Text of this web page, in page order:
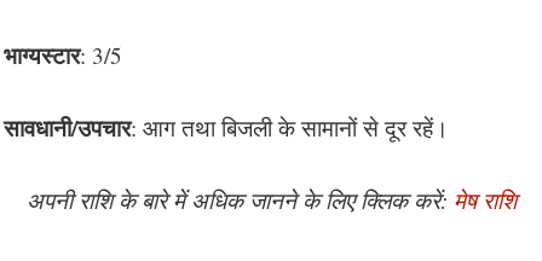
भाग्यस्टार: 3/5
सावधानी/उपचार: आग तथा बिजली के सामानों से दूर रहें।
अपनी राशि के बारे में अधिक जानने के लिए क्लिक करें: मेष राशि